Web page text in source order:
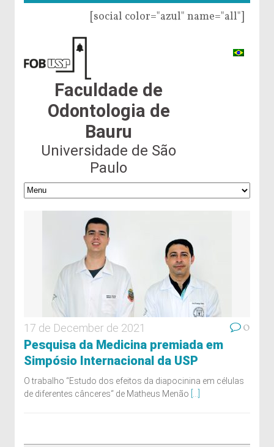
[social color="azul" name="all"]
Faculdade de
Odontologia de
Bauru
Universidade de São
Paulo
17 de December de 2021 0
Pesquisa da Medicina premiada em
Simpósio Internacional da USP
O trabalho “Estudo dos efeitos da diapocinina em células
de diferentes cânceres“ de Matheus Menão